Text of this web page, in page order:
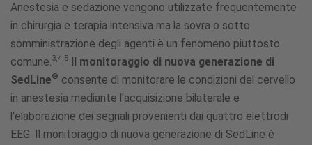
Anestesia e sedazione vengono utilizzate frequentemente
in chirurgia e terapia intensiva ma la sovra o sotto
somministrazione degli agenti è un fenomeno piuttosto
comune.3,4,5 Il monitoraggio di nuova generazione di
SedLine® consente di monitorare le condizioni del cervello
in anestesia mediante l'acquisizione bilaterale e
l'elaborazione dei segnali provenienti dai quattro elettrodi
EEG. Il monitoraggio di nuova generazione di SedLine è